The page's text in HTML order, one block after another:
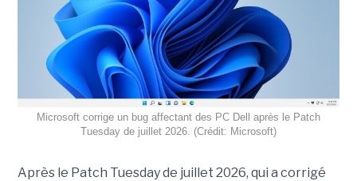
Microsoft corrige un bug affectant des PC Dell après le Patch
Tuesday de juillet 2026. (Crédit: Microsoft)
Après le Patch Tuesday de juillet 2026, qui a corrigé